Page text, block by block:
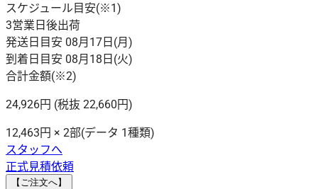
スケジュール目安(※1)
3営業日後出荷
発送日目安 08月17日(月)
到着日目安 08月18日(火)
合計金額(※2)
24,926円 (税抜 22,660円)
12,463円 × 2部(データ 1種類)
スタッフへ
正式見積依頼
【ご注文へ】